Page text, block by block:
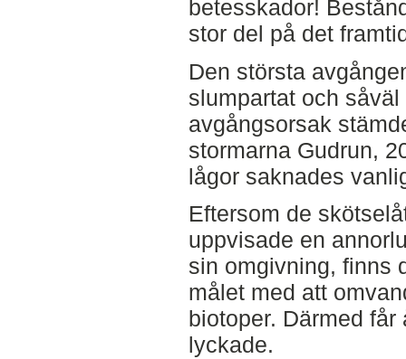
betesskador!
stor del på det
Den största
slumpartat och
avgångsorsak
stormarna Gudrun,
lågor saknades
Eftersom de
uppvisade en
sin omgivning, finns
målet med att
biotoper. Därmed
lyckade.